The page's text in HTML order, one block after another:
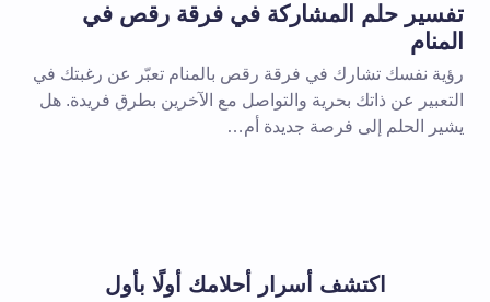
تفسير حلم المشاركة في فرقة رقص في
المنام
رؤية نفسك تشارك في فرقة رقص بالمنام تعبّر عن رغبتك في
التعبير عن ذاتك بحرية والتواصل مع الآخرين بطرق فريدة. هل
يشير الحلم إلى فرصة جديدة أم…
اكتشف أسرار أحلامك أولًا بأول